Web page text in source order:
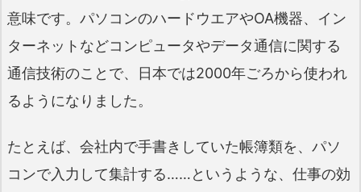
意味です。パソコンのハードウエアやOA機器、イン
ターネットなどコンピュータやデータ通信に関する
通信技術のことで、日本では2000年ごろから使われ
るようになりました。
たとえば、会社内で手書きしていた帳簿類を、パソ
コンで入力して集計する……というような、仕事の効